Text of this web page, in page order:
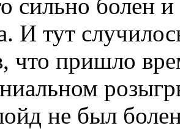
сильно болен
И тут
что пришло
не был